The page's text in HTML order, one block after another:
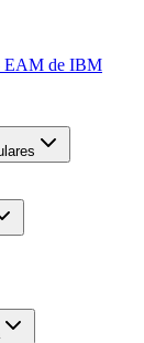
EAM de IBM